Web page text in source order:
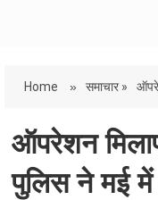
Home » समाचार »
ऑपरेशन
पुलिस ने मई